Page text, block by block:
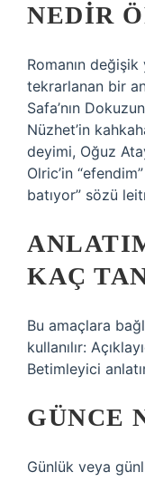
NEDIR
Romanın
tekrarlanan bir
Safa’nın
Nüzhet’in
deyimi, Oğuz
Olric’in
batıyor” sözü
KAÇ
Bu amaçlara
kullanılır:
Betimleyici
GÜNCE
Günlük veya